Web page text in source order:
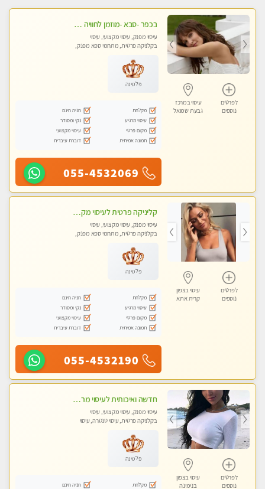
לפרטים
נוספים
עיסוי במרכז
גבעת שמואל
בכפר -סבא -מוזמן לחוויה בלתי נשכחת!!!עיסוי מפנק ביותר מומלץ לחלוטין!!!
עיסוי מפנק, עיסוי מקצועי, עיסוי
בקלניקה פרטית, מתחמי ספא מפנק,
לנשים בלבד
פלטינה
מקלחת
חניה חינם
עיסוי מרגיע
נקי ומסודר
מקום פרטי
עיסוי מקצועי
תמונה אמיתית
דוברת עיברית
055-4532069
לפרטים
נוספים
עיסוי בצפון
קרית אתא
קליניקה פרטית לעיסוי מקצועי ואלטרנטיבי ברמה גבוהה VIP תתקשר ..... highly recommended..new in the city
עיסוי מפנק, עיסוי מקצועי, עיסוי
בקלניקה פרטית, מתחמי ספא מפנק,
טנטרה, עיסוי מגבר לגבר, עיסוי מגבר
לאישה
פלטינה
מקלחת
חניה חינם
עיסוי מרגיע
נקי ומסודר
מקום פרטי
עיסוי מקצועי
תמונה אמיתית
דוברת עיברית
055-4532190
לפרטים
נוספים
עיסוי בצפון
בנימינה
חדשה ואיכותית לעיסוי מרגיע ומפנק VIP-מומלץ לחלוטין! פרטי! ​​​​​​ Highly recommended
עיסוי מפנק, עיסוי מקצועי, עיסוי
בקלניקה פרטית, עיסוי טנטרה, עיסוי
פלטינה
מקלחת
חניה חינם